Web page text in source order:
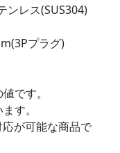
ンレス(SUS304)
プラグ)
です。
す。
が可能な商品で